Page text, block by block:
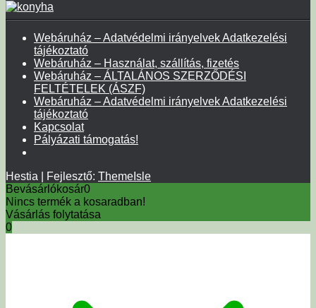
Webáruház – Adatvédelmi irányelvek Adatkezelési
tájékoztató
Webáruház – Használat, szállítás, fizetés
Webáruház – ÁLTALÁNOS SZERZŐDÉSI
FELTÉTELEK (ÁSZF)
Webáruház – Adatvédelmi irányelvek Adatkezelési
tájékoztató
Kapcsolat
Pályázati támogatás!
Hestia | Fejlesztő: ThemeIsle
Bevásárlókosár0
Nincs termék a kosaradban!
Vásárlás folytatása
0